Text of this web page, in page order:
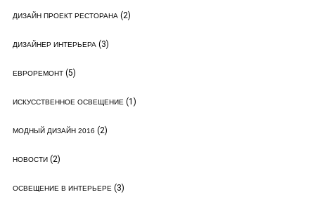
ДИЗАЙН ПРОЕКТ РЕСТОРАНА(2)
ДИЗАЙНЕР ИНТЕРЬЕРА(3)
ЕВРОРЕМОНТ(5)
ИСКУССТВЕННОЕ ОСВЕЩЕНИЕ(1)
МОДНЫЙ ДИЗАЙН 2016 (2)
НОВОСТИ(2)
ОСВЕЩЕНИЕ В ИНТЕРЬЕРЕ(3)